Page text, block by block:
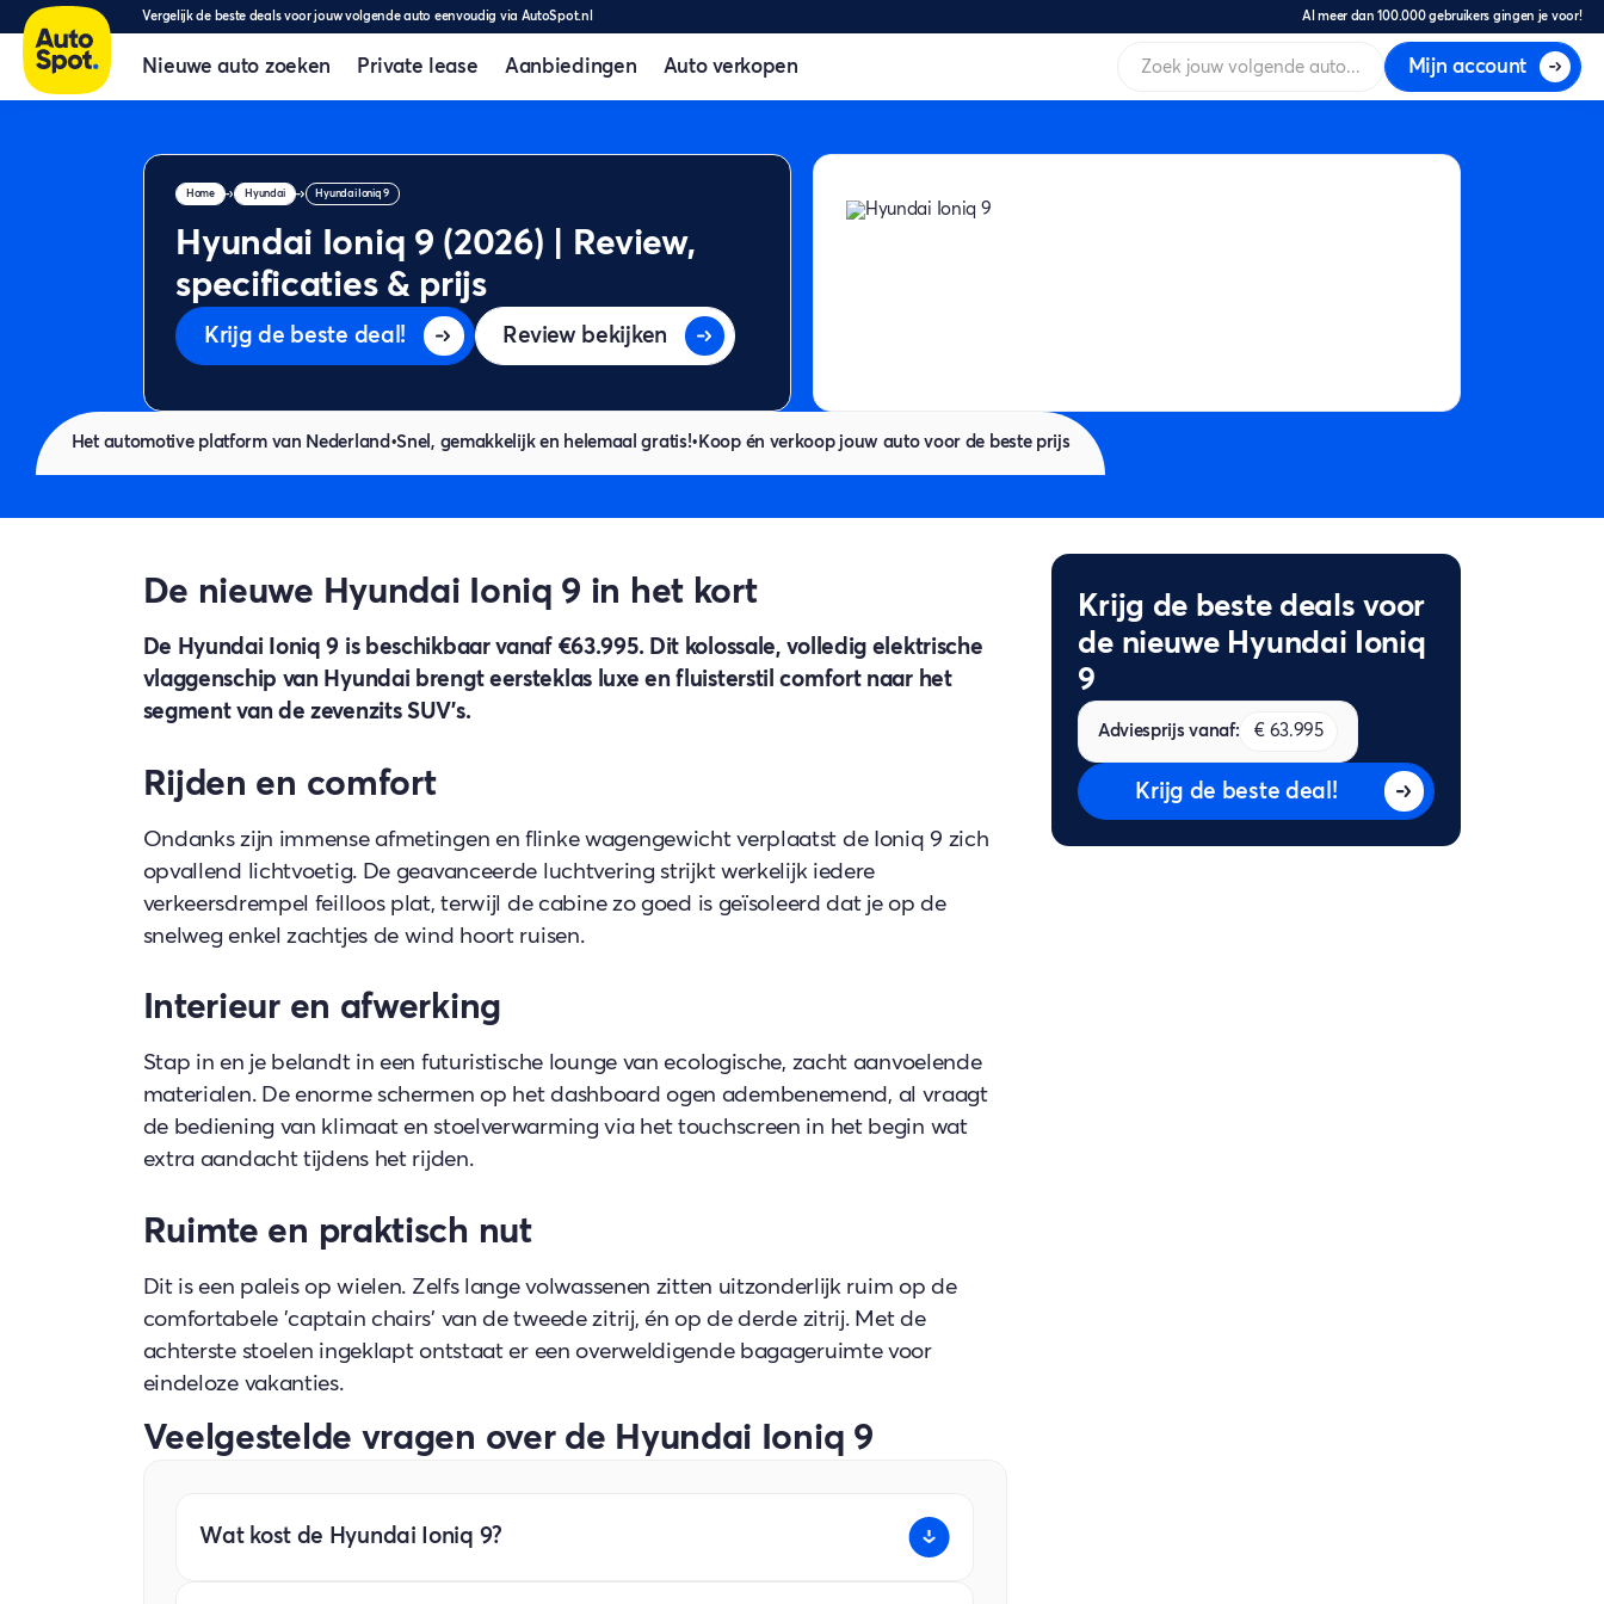
Vergelijk de beste deals voor jouw volgende auto eenvoudig via AutoSpot.nl Al meer dan 100.000 gebruikers gingen je voor!
Nieuwe auto zoeken Private lease Aanbiedingen Auto verkopen Mijn account
Home Hyundai Hyundai Ioniq 9
Hyundai Ioniq 9 (2026) | Review,
specificaties & prijs
Krijg de beste deal! Review bekijken
Het automotive platform van Nederland •Snel, gemakkelijk en helemaal gratis!• Koop én verkoop jouw auto voor de beste prijs
De nieuwe Hyundai Ioniq 9 in het kort
De Hyundai Ioniq 9 is beschikbaar vanaf €63.995. Dit kolossale, volledig elektrische
vlaggenschip van Hyundai brengt eersteklas luxe en fluisterstil comfort naar het
segment van de zevenzits SUV's.
Rijden en comfort
Ondanks zijn immense afmetingen en flinke wagengewicht verplaatst de Ioniq 9 zich
opvallend lichtvoetig. De geavanceerde luchtvering strijkt werkelijk iedere
verkeersdrempel feilloos plat, terwijl de cabine zo goed is geïsoleerd dat je op de
snelweg enkel zachtjes de wind hoort ruisen.
Interieur en afwerking
Stap in en je belandt in een futuristische lounge van ecologische, zacht aanvoelende
materialen. De enorme schermen op het dashboard ogen adembenemend, al vraagt
de bediening van klimaat en stoelverwarming via het touchscreen in het begin wat
extra aandacht tijdens het rijden.
Ruimte en praktisch nut
Dit is een paleis op wielen. Zelfs lange volwassenen zitten uitzonderlijk ruim op de
comfortabele 'captain chairs' van de tweede zitrij, én op de derde zitrij. Met de
achterste stoelen ingeklapt ontstaat er een overweldigende bagageruimte voor
eindeloze vakanties.
Veelgestelde vragen over de Hyundai Ioniq 9
Wat kost de Hyundai Ioniq 9?
Krijg de beste deals voor
de nieuwe Hyundai Ioniq
9
Adviesprijs vanaf: € 63.995
Krijg de beste deal!